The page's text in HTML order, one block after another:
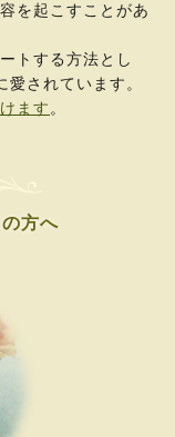
を起こすことがあ
トする方法とし
されています。
ます。
方へ